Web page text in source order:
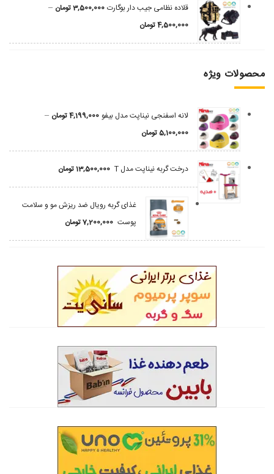
قلاده نظامی جیب دار بوگارت 3,500,000تومان –
4,500,000تومان
محصولات ویژه
لانه اسفنجی نیناپت مدل بیفو 4,199,000تومان –
5,100,000تومان
درخت گربه نیناپت مدل T 13,500,000تومان
غذای گربه رویال ضد ریزش مو و سلامت
پوست 7,200,000تومان